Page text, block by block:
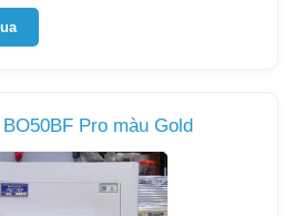
Pro màu Gold